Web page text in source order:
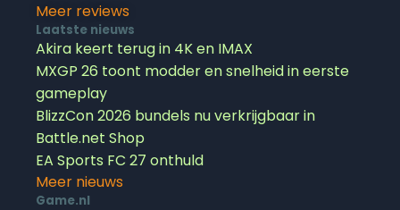
Meer reviews
Laatste nieuws
Akira keert terug in 4K en IMAX
MXGP 26 toont modder en snelheid in eerste
gameplay
BlizzCon 2026 bundels nu verkrijgbaar in
Battle.net Shop
EA Sports FC 27 onthuld
Meer nieuws
Game.nl